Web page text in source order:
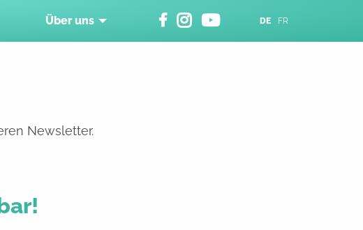
Über uns DE FR
Newsletter.